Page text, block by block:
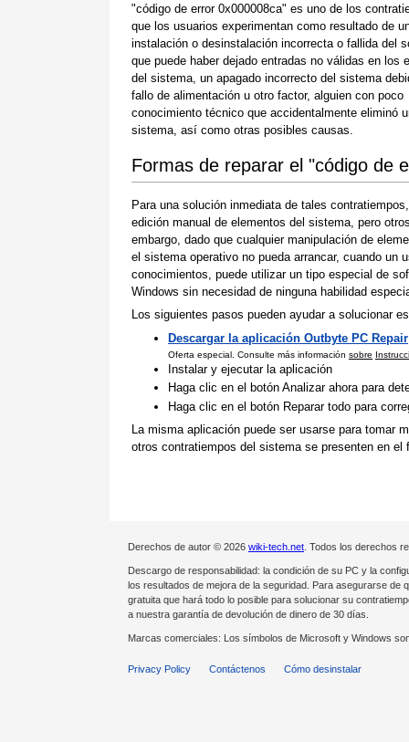
"código de error 0x000008ca" es uno de los
que los usuarios experimentan como resultado de
instalación o desinstalación incorrecta o fallida del
que puede haber dejado entradas no válidas en los
del sistema, un apagado incorrecto del sistema
fallo de alimentación u otro factor, alguien con poco
conocimiento técnico que accidentalmente eliminó
sistema, así como otras posibles causas.
Formas de reparar el "código de
Para una solución inmediata de tales
edición manual de elementos del sistema, pero
embargo, dado que cualquier manipulación de
el sistema operativo no pueda arrancar, cuando un
conocimientos, puede utilizar un tipo especial de
Windows sin necesidad de ninguna habilidad
Los siguientes pasos pueden ayudar a solucionar
Descargar la aplicación Outbyte PC Repair
Oferta especial. Consulte más información sobre
Instalar y ejecutar la aplicación
Haga clic en el botón Analizar ahora para
Haga clic en el botón Reparar todo para
La misma aplicación puede ser usarse para tomar
otros contratiempos del sistema se presenten en el
Derechos de autor © 2026 wiki-tech.net . Todos los derechos
Descargo de responsabilidad: la condición de su PC y la
los resultados de mejora de la seguridad. Para asegurarse de
gratuita que hará todo lo posible para solucionar su
a nuestra garantía de devolución de dinero de 30 días.
Marcas comerciales: Los símbolos de Microsoft y Windows
Privacy Policy Contáctenos Cómo desinstalar